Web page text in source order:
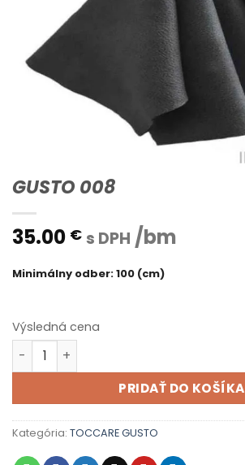
GUSTO 008
35.00 € s DPH /bm
Minimálny odber: 100 (cm)
Výsledná cena
množstvo GUSTO 008
PRIDAŤ DO KOŠÍKA
Kategória: TOCCARE GUSTO